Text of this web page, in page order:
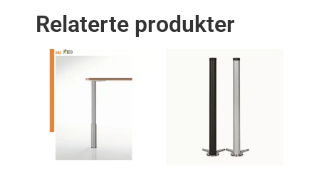
Relaterte produkter